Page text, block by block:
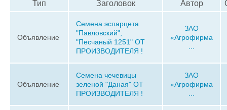
Тип Заголовок Автор
Объявление
Семена эспарцета
"Павловский",
"Песчаный 1251" ОТ
ПРОИЗВОДИТЕЛЯ !
ЗАО
«Агрофирма
Объявление
Семена чечевицы
зеленой "Даная" ОТ
ПРОИЗВОДИТЕЛЯ !
ЗАО
«Агрофирма